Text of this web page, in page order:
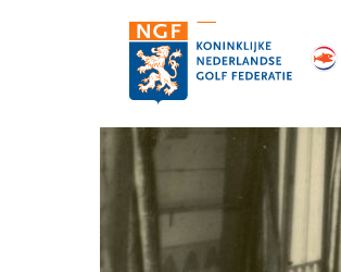
Medewerkers